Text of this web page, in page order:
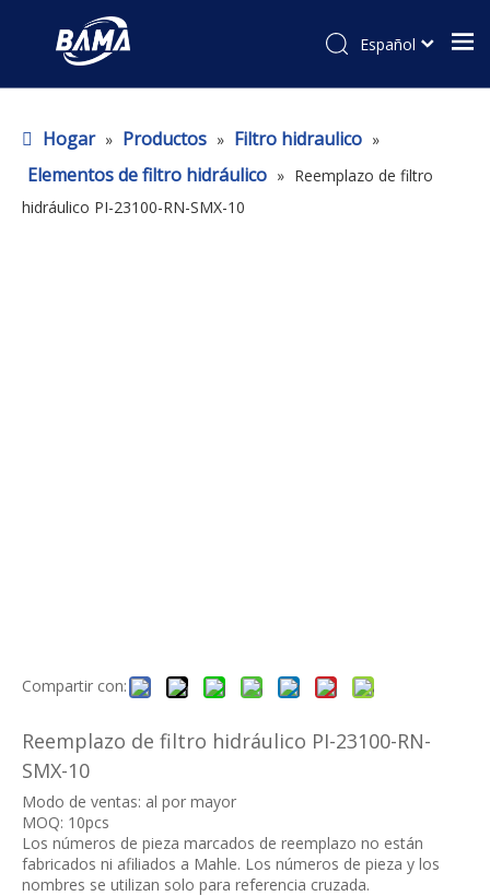
Español
Hogar » Productos » Filtro hidraulico »
Elementos de filtro hidráulico » Reemplazo de filtro
hidráulico PI-23100-RN-SMX-10
Compartir con:
Reemplazo de filtro hidráulico PI-23100-RN-
SMX-10
Modo de ventas: al por mayor
MOQ: 10pcs
Los números de pieza marcados de reemplazo no están
fabricados ni afiliados a Mahle. Los números de pieza y los
nombres se utilizan solo para referencia cruzada.